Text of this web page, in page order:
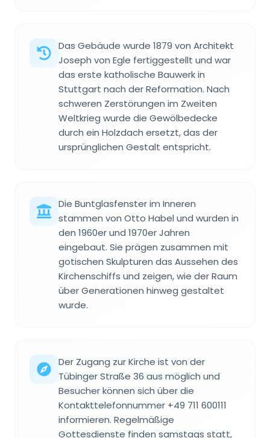
Das Gebäude wurde 1879 von Architekt
Joseph von Egle fertiggestellt und war
das erste katholische Bauwerk in
Stuttgart nach der Reformation. Nach
schweren Zerstörungen im Zweiten
Weltkrieg wurde die Gewölbedecke
durch ein Holzdach ersetzt, das der
ursprünglichen Gestalt entspricht.
Die Buntglasfenster im Inneren
stammen von Otto Habel und wurden in
den 1960er und 1970er Jahren
eingebaut. Sie prägen zusammen mit
gotischen Skulpturen das Aussehen des
Kirchenschiffs und zeigen, wie der Raum
über Generationen hinweg gestaltet
wurde.
Der Zugang zur Kirche ist von der
Tübinger Straße 36 aus möglich und
Besucher können sich über die
Kontakttelefonnummer +49 711 600111
informieren. Regelmäßige
Gottesdienste finden samstags statt,